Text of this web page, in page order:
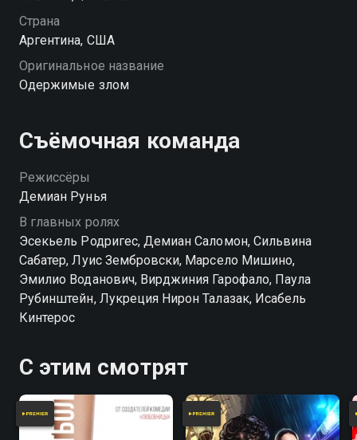
по дороге Руис исчезает, а спустя время его находят
мертвым. Теперь братьям и их семьям грозит
большая опасность: демон вырвался наружу и не
остановится, пока не найдет себе новый «дом».
Страна
Аргентина, США
Оригинальное название
Одержимые злом
Съёмочная команда
Режиссёры
Демиан Рунья
В главных ролях
Эсекьель Родригес, Демиан Саломон, Сильвина
Сабатер, Луис Зембровски, Марсело Мишино,
Эмилио Воданович, Вирджиния Гарофало, Паула
Рубинштейн, Лукреция Нирон Талазак, Исабель
Кинтерос
С этим смотрят